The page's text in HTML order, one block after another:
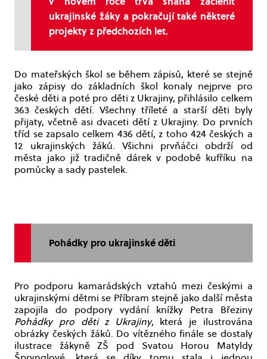
ukrajinské žáky a pokračují také některé
projekty z předchozích let.
Do mateřských škol se během zápisů, které se stejně
jako zápisy do základních škol konaly nejprve pro
české děti a poté pro děti z Ukrajiny, přihlásilo celkem
363 českých dětí. Všechny tříleté a starší děti byly
přijaty, včetně asi dvaceti dětí z Ukrajiny. Do prvních
tříd se zapsalo celkem 436 dětí, z toho 424 českých a
12 ukrajinských žáků. Všichni prvňáčci obdrží od
města jako již tradičně dárek v podobě kufříku na
pomůcky a sady pastelek.
Pohádky pro ukrajinské děti
Pro podporu kamarádských vztahů mezi českými a
ukrajinskými dětmi se Příbram stejně jako další města
zapojila do podpory vydání knížky Petra Březiny
Pohádky pro děti z Ukrajiny, která je ilustrována
obrázky českých žáků. Do vítězného finále se dostaly
ilustrace žákyně ZŠ pod Svatou Horou Matyldy